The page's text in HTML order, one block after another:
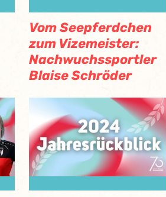
Vom Seepferdchen
zum Vizemeister:
Nachwuchssportler
Blaise Schröder